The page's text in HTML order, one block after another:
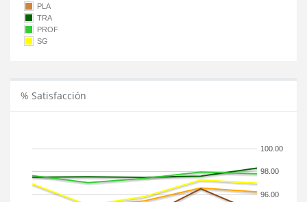
PLA
TRA
PROF
SG
% Satisfacción
96.00
98.00
100.00